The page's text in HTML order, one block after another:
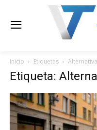
Inicio Etiquetas
Etiqueta: